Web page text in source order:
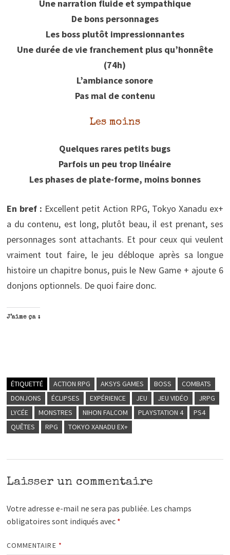
Une narration fluide et sympathique
De bons personnages
Les boss plutôt impressionnantes
Une durée de vie franchement plus qu’honnête
(74h)
L’ambiance sonore
Pas mal de contenu
Les moins
Quelques rares petits bugs
Parfois un peu trop linéaire
Les phases de plate-forme, moins bonnes
En bref : Excellent petit Action RPG, Tokyo Xanadu ex+
a du contenu, est long, plutôt beau, il est prenant, ses
personnages sont attachants. Et pour ceux qui veulent
vraiment tout faire, le jeu débloque après sa longue
histoire un chapitre bonus, puis le New Game + ajoute 6
donjons optionnels. De quoi faire donc.
J’aime ça :
ÉTIQUETTÉ ACTION RPG AKSYS GAMES BOSS
COMBATS
DONJONS
ÉCLIPSES EXPÉRIENCE JEU JEU VIDÉO
JRPG
LYCÉE
MONSTRES NIHON FALCOM PLAYSTATION 4
PS4
QUÊTES
RPG TOKYO XANADU EX+
Laisser un commentaire
Votre adresse e-mail ne sera pas publiée. Les champs
obligatoires sont indiqués avec *
COMMENTAIRE *